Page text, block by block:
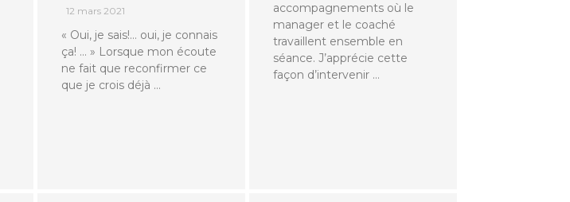
12 mars 2021
« Oui, je sais!… oui, je connais
ça! … » Lorsque mon écoute
ne fait que reconfirmer ce
que je crois déjà …
accompagnements où le
manager et le coaché
travaillent ensemble en
séance. J’apprécie cette
façon d’intervenir …